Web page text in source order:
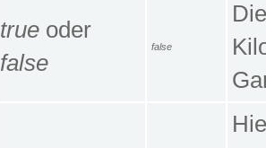
true oder
false
false